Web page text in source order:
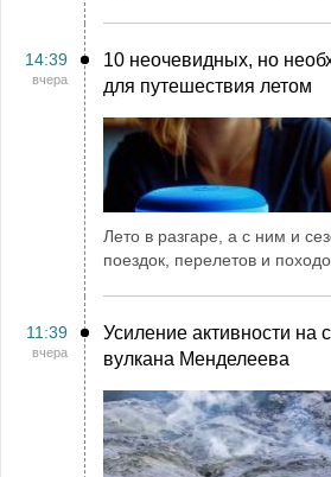
14:39
вчера
10 неочевидных, но
для путешествия летом
Лето в разгаре, а с ним и
поездок, перелетов и
11:39
вчера
Усиление активности на
вулкана Менделеева